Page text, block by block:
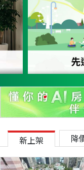
新上架 降